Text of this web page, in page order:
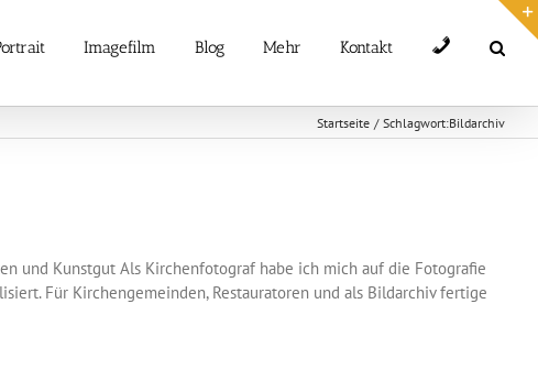
Imagefilm Blog Mehr Kontakt Telefon
Startseite Schlagwort:Bildarchiv
und Kunstgut Als Kirchenfotograf habe ich mich auf die Fotografie
Für Kirchengemeinden, Restauratoren und als Bildarchiv fertige